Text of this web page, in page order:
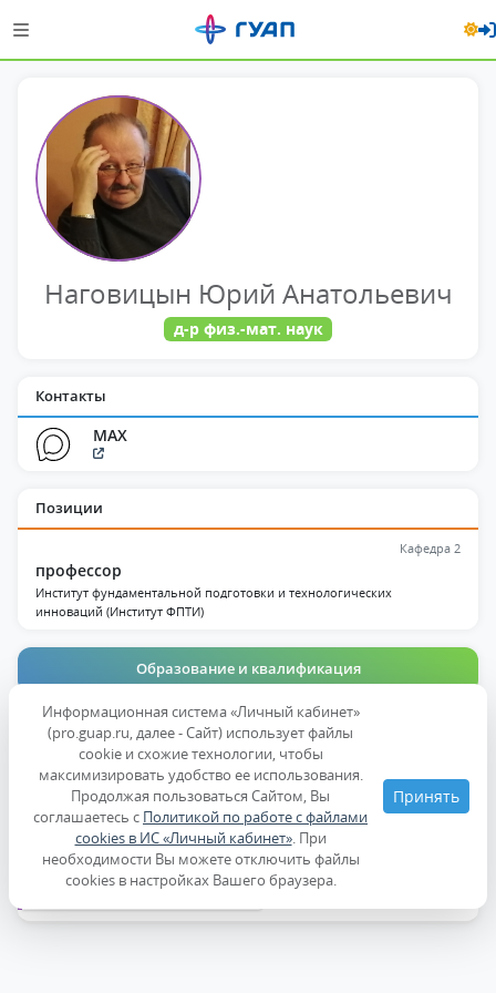
Наговицын Юрий Анатольевич
д-р физ.-мат. наук
Контакты
MAX
Позиции
Кафедра 2
профессор
Институт фундаментальной подготовки и технологических
инноваций (Институт ФПТИ)
Образование и квалификация
Публикации
Дисциплины
Образование
Повышение квалификации
Информационная система «Личный кабинет»
(pro.guap.ru, далее - Сайт) использует файлы
cookie и схожие технологии, чтобы
максимизировать удобство ее использования.
Продолжая пользоваться Сайтом, Вы
соглашаетесь с Политикой по работе с файлами
cookies в ИС «Личный кабинет». При
необходимости Вы можете отключить файлы
cookies в настройках Вашего браузера.
Принять